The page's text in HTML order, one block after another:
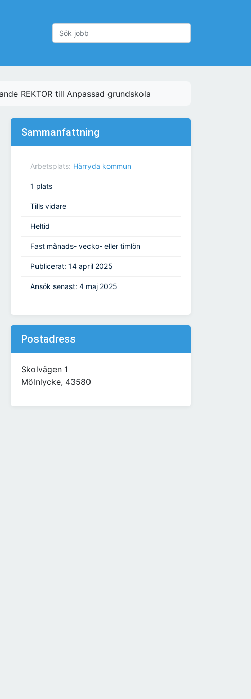
REKTOR till Anpassad grundskola
Sammanfattning
Arbetsplats: Härryda kommun
1 plats
Tills vidare
Heltid
Fast månads- vecko- eller timlön
Publicerat: 14 april 2025
Ansök senast: 4 maj 2025
Postadress
Skolvägen 1
Mölnlycke, 43580